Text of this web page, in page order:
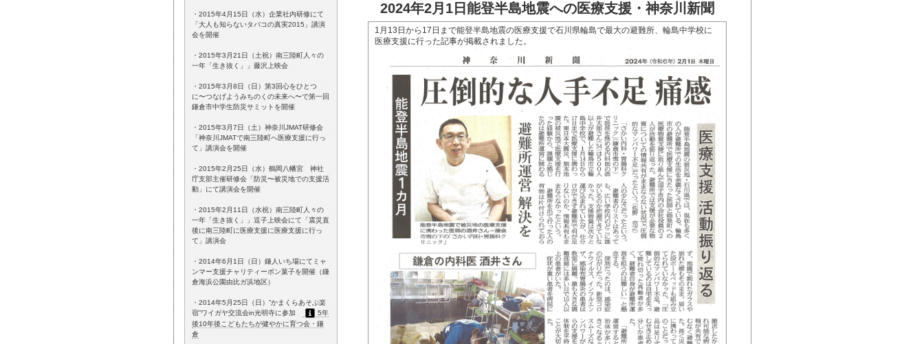
2024年2月1日能登半島地震への医療支援・神奈川新聞
1月13日から17日まで能登半島地震の医療支援で石川県輪島で最大の避難所、輪島中学校に
医療支援に行った記事が掲載されました。
・2015年4月15日（水）企業社内研修にて
「大人も知らないタバコの真実2015」講演
会を開催
・2015年3月21日（土祝）南三陸町人々の
一年「生き抜く」」藤沢上映会
・2015年3月8日（日）第3回心をひとつ
に〜つなげようみちのくの未来へ〜で第一回
鎌倉市中学生防災サミットを開催
・2015年3月7日（土）神奈川JMAT研修会
「神奈川JMATで南三陸町へ医療支援に行っ
て」講演会を開催
・2015年2月25日（水）鶴岡八幡宮 神社
庁支部主催研修会「防災〜被災地での支援活
動」にて講演会を開催
・2015年2月11日（水祝）南三陸町人々の
一年「生き抜く」」逗子上映会にて「震災直
後に南三陸町に医療支援に医療支援に行っ
て」講演会
・2014年6月1日（日）鎌人いち場にてミャ
ンマー支援チャリティーポン菓子を開催（鎌
倉海浜公園由比ガ浜地区）
・2014年5月25日（日）”かまくらあそぶ楽
宿”ワイガヤ交流会in光明寺に参加
5年
後10年後こどもたちが健やかに育つ会・鎌
倉